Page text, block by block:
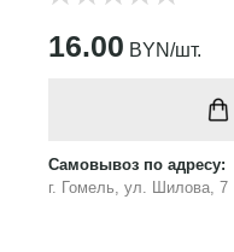
16.00 BYN/шт.
Самовывоз по адресу:
г. Гомель, ул. Шилова, 7